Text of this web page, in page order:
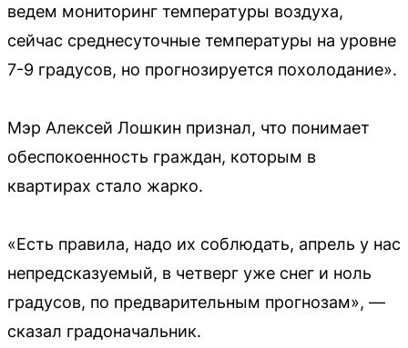
ведем мониторинг температуры воздуха,
сейчас среднесуточные температуры на уровне
7-9 градусов, но прогнозируется похолодание».
Мэр Алексей Лошкин признал, что понимает
обеспокоенность граждан, которым в
квартирах стало жарко.
«Есть правила, надо их соблюдать, апрель у нас
непредсказуемый, в четверг уже снег и ноль
градусов, по предварительным прогнозам», —
сказал градоначальник.